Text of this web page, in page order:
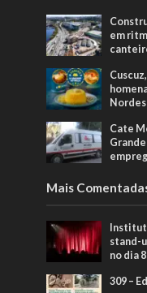
em
Cate
Mais
stand-
no dia
309 –